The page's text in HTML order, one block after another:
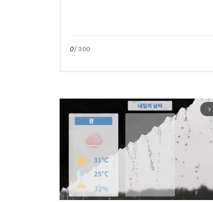
0/ 300
arrow_forward_ios